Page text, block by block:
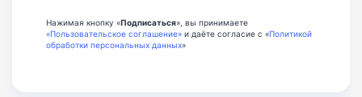
Нажимая кнопку «Подписаться», вы принимаете
«Пользовательское соглашение» и даёте согласие с «Политикой
обработки персональных данных»